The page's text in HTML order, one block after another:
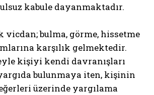
kabule dayanmaktadır.
vicdan; bulma, görme, hissetme
karşılık gelmektedir.
kişiyi kendi davranışları
bulunmaya iten, kişinin
üzerinde yargılama